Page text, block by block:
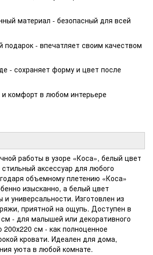
материал - безопасный для всей
подарок - впечатляет своим качеством
- сохраняет форму и цвет после
комфорт в любом интерьере
работы в узоре «Коса», белый цвет
аксессуар для любого
объемному плетению «Коса»
изысканно, а белый цвет
и универсальности. Изготовлен из
приятной на ощупь. Доступен в
- для малышей или декоративного
200х220 см - как полноценное
кровати. Идеален для дома,
уюта в любой комнате.